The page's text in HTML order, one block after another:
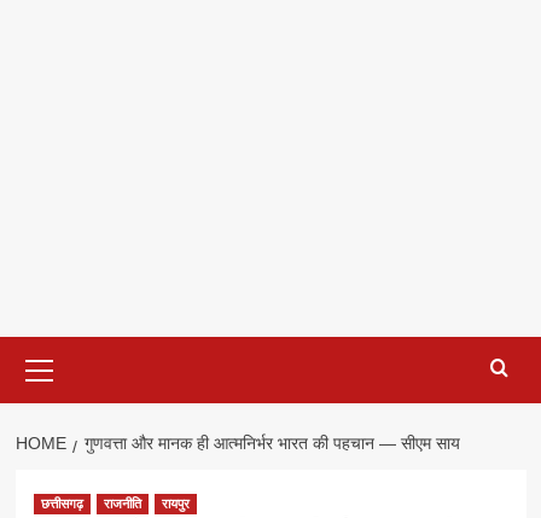
Menu
HOME गुणवत्ता और मानक ही आत्मनिर्भर भारत की पहचान — सीएम साय
छत्तीसगढ़ राजनीति रायपुर